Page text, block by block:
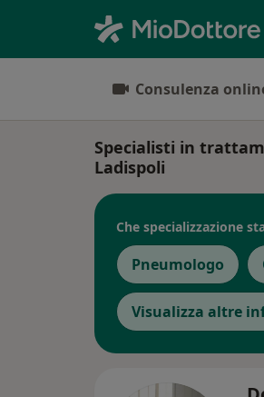
Consulenza
Specialisti in
Ladispoli
Che specializzazione
Pneumologo
Visualizza altre